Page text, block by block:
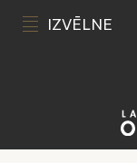
IZVĒLNE